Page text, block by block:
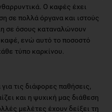
Ο καφές έχει
σε πολλά όργανα και ιστούς
σε όσους καταναλώνουν
ενώ αυτό το ποσοστό
τύπο καρκίνου.
τις διάφορες παθήσεις,
και η ψυχική μας διάθεση
μελέτες έχουν δείξει τη